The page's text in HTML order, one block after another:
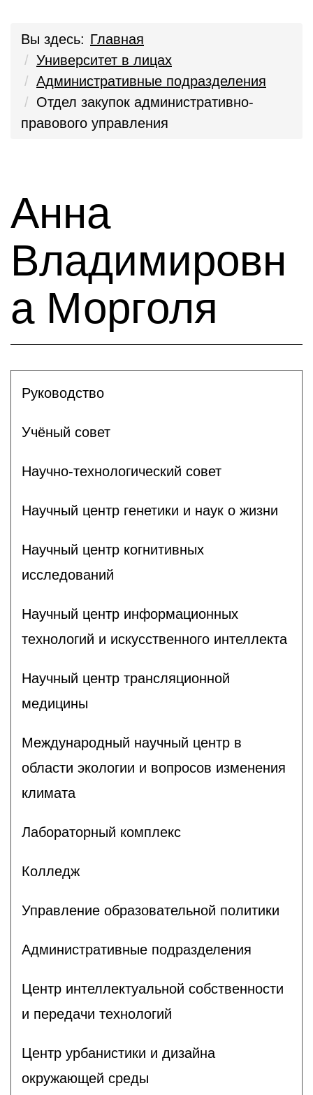
Вы здесь: Главная
Университет в лицах
Административные подразделения
Отдел закупок административно-
правового управления
Анна
Владимировн
а Морголя
Руководство
Учёный совет
Научно-технологический совет
Научный центр генетики и наук о жизни
Научный центр когнитивных
исследований
Научный центр информационных
технологий и искусственного интеллекта
Научный центр трансляционной
медицины
Международный научный центр в
области экологии и вопросов изменения
климата
Лабораторный комплекс
Колледж
Управление образовательной политики
Административные подразделения
Центр интеллектуальной собственности
и передачи технологий
Центр урбанистики и дизайна
окружающей среды